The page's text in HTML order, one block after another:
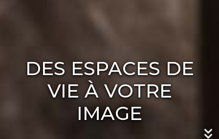
DES ESPACES DE
VIE À VOTRE
IMAGE